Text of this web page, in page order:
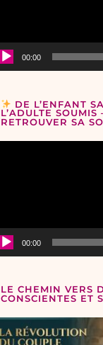
00:00
DE L’ENFANT
L’ADULTE SOUMIS
RETROUVER SA
00:00
LE CHEMIN VERS
CONSCIENTES ET